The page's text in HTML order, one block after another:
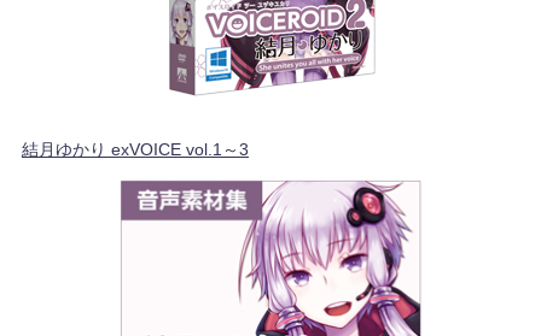
結月ゆかり exVOICE vol.1～3